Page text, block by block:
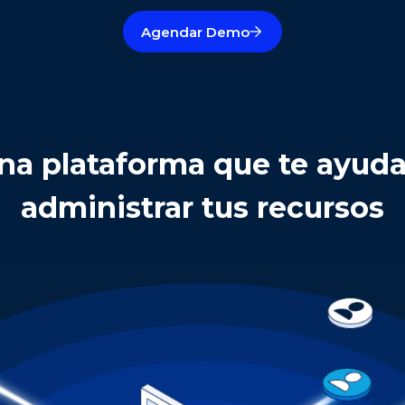
Agendar Demo
plataforma que te
administrar tus recursos